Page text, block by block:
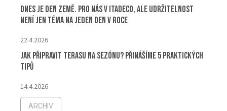
Dnes je Den Země. Pro nás v ITADECO, ale udržitelnost
není jen téma na jeden den v roce
22.4.2026
Jak připravit terasu na sezónu? Přinášíme 5 praktických
tipů
14.4.2026
ARCHIV